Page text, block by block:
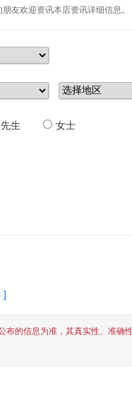
友欢迎资讯本店资讯详细信息。
先生 女士
]
的信息为准，其真实性、准确